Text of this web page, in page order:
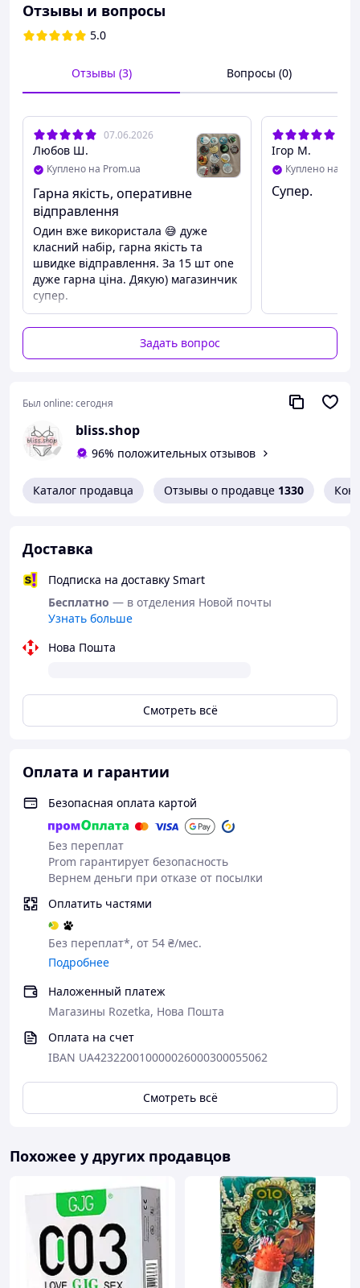
Набор Mix Color – идеальная
возможность попробовать все
разноцветные презервативы
ONE, классические
презервативы с дизайнами из
коллекции
натурального латекса,
подходят для веганов,
смазаны силиконовой
смазкой премиум-класса и
глицерина, глютена,
Отзывы и вопросы
5.0
Отзывы (3) Вопросы (0)
07.06.2026
Любов Ш.
Куплено на Prom.ua
Гарна якість, оперативне
відправлення
Один вже використала 😅 дуже
класний набір, гарна якість та
швидке відправлення. За 15 шт one
дуже гарна ціна. Дякую) магазинчик
супер.
Ігор М.
Куплено на
Супер.
Задать вопрос
Был online:сегодня
bliss.shop
96% положительных отзывов
Каталог продавца Отзывы о продавце 1330
Доставка
Подписка на доставку Smart
Бесплатно — в отделения Новой почты
Узнать больше
Нова Пошта
Смотреть всё
Оплата и гарантии
Безопасная оплата картой
Без переплат
Prom гарантирует безопасность
Вернем деньги при отказе от посылки
Оплатить частями
Без переплат*, от 54 ₴/мес.
Подробнее
Наложенный платеж
Магазины Rozetka, Нова Пошта
Оплата на счет
IBAN UA423220010000026000300055062
Смотреть всё
Похожее у других продавцов